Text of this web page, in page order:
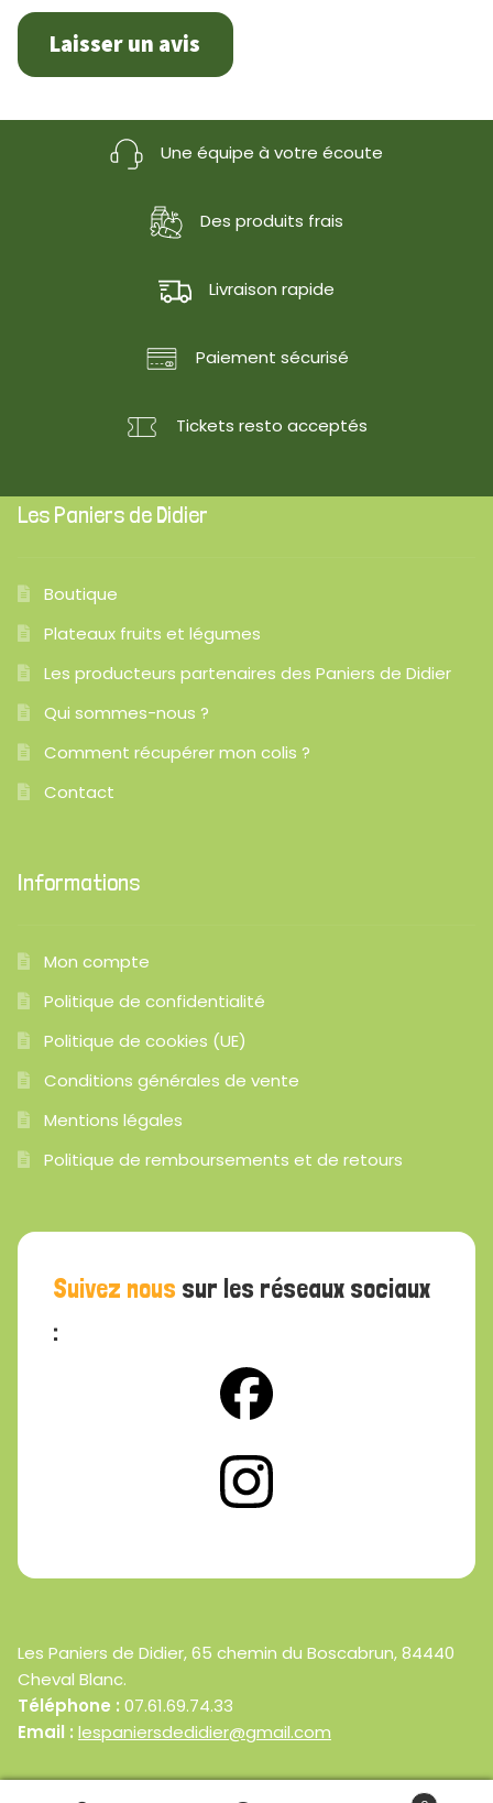
Laisser un avis
Une équipe à votre écoute
Des produits frais
Livraison rapide
Paiement sécurisé
Tickets resto acceptés
Les Paniers de Didier
Boutique
Plateaux fruits et légumes
Les producteurs partenaires des Paniers de Didier
Qui sommes-nous ?
Comment récupérer mon colis ?
Contact
Informations
Mon compte
Politique de confidentialité
Politique de cookies (UE)
Conditions générales de vente
Mentions légales
Politique de remboursements et de retours
Suivez nous sur les réseaux sociaux
:
Les Paniers de Didier, 65 chemin du Boscabrun, 84440
Cheval Blanc.
Téléphone : 07.61.69.74.33
Email : lespaniersdedidier@gmail.com